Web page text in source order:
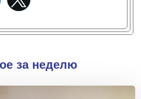
за неделю